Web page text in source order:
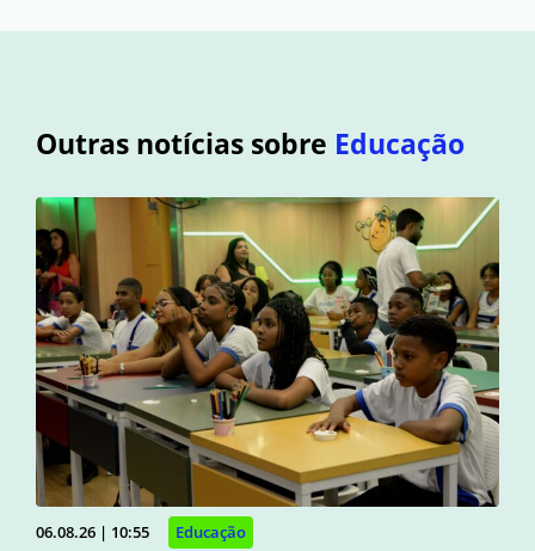
Outras notícias sobre Educação
06.08.26 | 10:55 Educação